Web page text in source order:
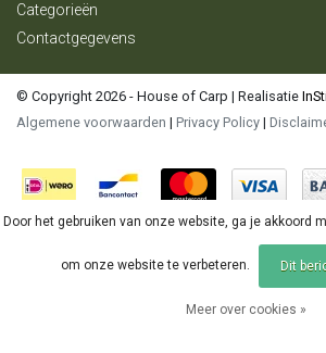
Categorieën
Contactgegevens
© Copyright 2026 - House of Carp | Realisatie
Algemene voorwaarden | Privacy Policy |
Door het gebruiken van onze website, ga je akkoord
om onze website te verbeteren. Dit
Meer over cookies »